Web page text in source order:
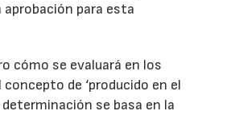
aprobación para esta
cómo se evaluará en los
de ‘producido en el
determinación se basa en la